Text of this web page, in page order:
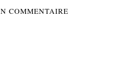
COMMENTAIRE